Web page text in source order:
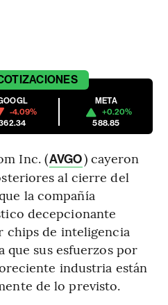
-4.09%
META
+0.20%
588.85
Inc. (AVGO) cayeron
al cierre del
la compañía
decepcionante
chips de inteligencia
sus esfuerzos por
industria están
de lo previsto.